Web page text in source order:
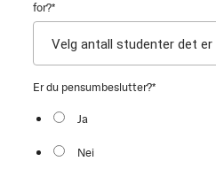
for?*
Er du pensumbeslutter?*
Ja
Nei